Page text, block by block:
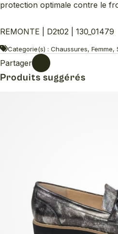
protection optimale contre le
REMONTE | D2t02 | 130_01479
Categorie(s) : Chaussures, Femme,
Partager
Produits suggérés